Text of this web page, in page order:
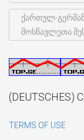
ქართულ-
მოსწავლეთა
(DEUTSCHES)
TERMS OF USE